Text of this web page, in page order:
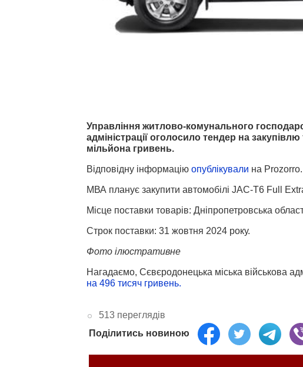
Управління житлово-комунального
адміністрації оголосило тендер на
мільйона гривень.
Відповідну інформацію опублікували на Prozorro.
МВА планує закупити автомобілі JAC-T6 Full
Місце поставки товарів: Дніпропетровська
Строк поставки: 31 жовтня 2024 року.
Фото ілюстративне
Нагадаємо, Cєвєродонецька міська військова
на 496 тисяч гривень.
513 переглядів
Поділитись новиною